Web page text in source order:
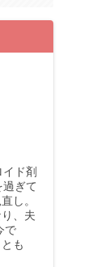
ド剤
ぎて
し。
、夫
で
も